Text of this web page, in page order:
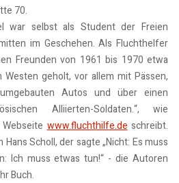
70.
war selbst als Student der Freien
im Geschehen. Als Fluchthelfer
Freunden von 1961 bis 1970 etwa
Westen geholt, vor allem mit Pässen,
Autos und über einen
Alliierten-Soldaten.“, wie
www.fluchthilfe.de schreibt.
Scholl, der sagte „Nicht: Es muss
Ich muss etwas tun!“ - die Autoren
Buch.